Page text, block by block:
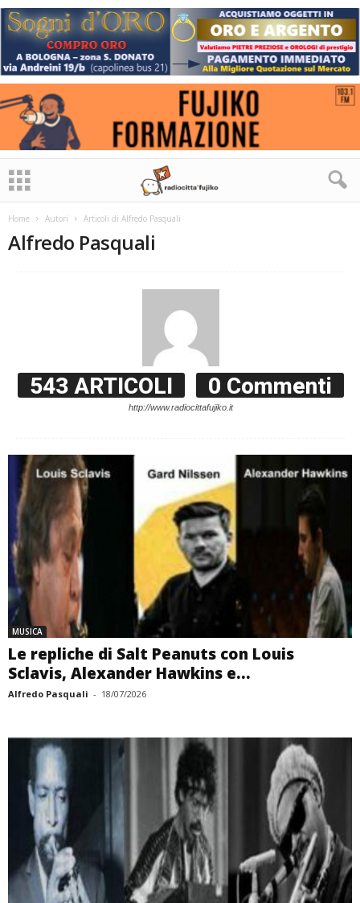
Home Autori Articoli di Alfredo Pasquali
Alfredo Pasquali
543 ARTICOLI 0 Commenti
http://www.radiocittafujiko.it
MUSICA
Le repliche di Salt Peanuts con Louis
Sclavis, Alexander Hawkins e...
Alfredo Pasquali - 18/07/2026